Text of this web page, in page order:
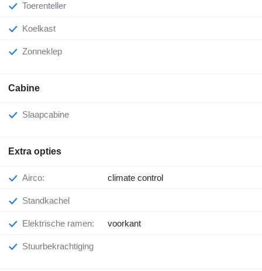
Toerenteller
Koelkast
Zonneklep
Cabine
Slaapcabine
Extra opties
Airco: climate control
Standkachel
Elektrische ramen: voorkant
Stuurbekrachtiging